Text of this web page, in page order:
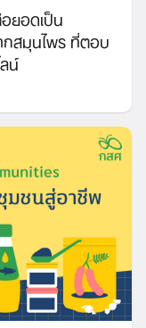
ยอดเป็น
สมุนไพร ที่ตอบ
น์